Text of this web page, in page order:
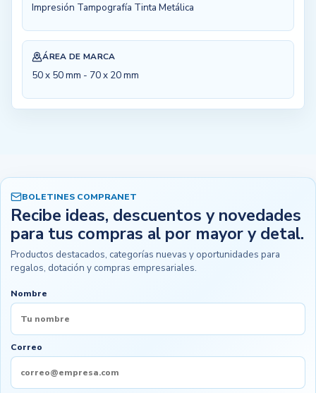
Impresión Tampografía Tinta Metálica
ÁREA DE MARCA
50 x 50 mm - 70 x 20 mm
BOLETINES COMPRANET
Recibe ideas, descuentos y novedades
para tus compras al por mayor y detal.
Productos destacados, categorías nuevas y oportunidades para
regalos, dotación y compras empresariales.
Nombre
Correo